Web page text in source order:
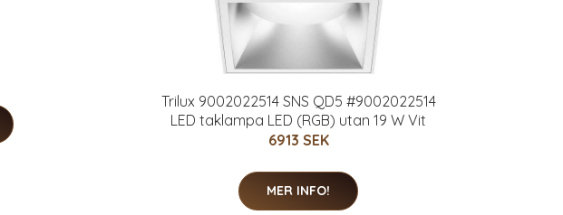
Trilux 9002022514 SNS QD5 #9002022514
LED taklampa LED (RGB) utan 19 W Vit
6913 SEK
MER INFO!